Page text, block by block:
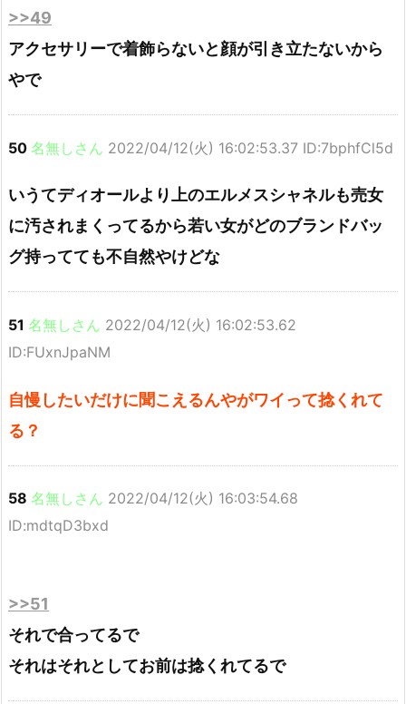
>>49
アクセサリーで着飾らないと顔が引き立たないから
やで
50 名無しさん 2022/04/12(火) 16:02:53.37 ID:7bphfCl5d
いうてディオールより上のエルメスシャネルも売女
に汚されまくってるから若い女がどのブランドバッ
グ持ってても不自然やけどな
51 名無しさん 2022/04/12(火) 16:02:53.62
ID:FUxnJpaNM
自慢したいだけに聞こえるんやがワイって捻くれて
る？
58 名無しさん 2022/04/12(火) 16:03:54.68
ID:mdtqD3bxd
>>51
それで合ってるで
それはそれとしてお前は捻くれてるで